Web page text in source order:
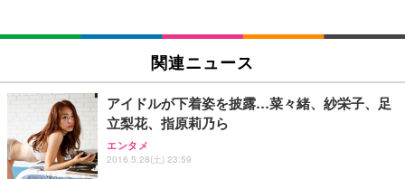
SIHOO B100 オフィスチェア／デスクチェア メッシ
ュチェア 人間工学 疲れない ブラック
￥27,999
Sezlife オフィスチェア デスクチェア 疲れない テレ
ワーク チェア 強化バックレスト 30度ロッキング機
能 人間工学 椅子 腰サポート 90度跳ね上げ式アーム
EIZO ビジネス向けプレミアムモニター | FlexScan
￥109,572
【純正品】27"ゲーミングモニター DualSense 充電
フック付き（CFI-ZDM1J）
Amazonベーシック ペットシーツ 厚型 ワイド 42枚
x2袋(84枚) ホワイト(吸収面:ライトブルー)
￥3,234
ネオ・ルーライフ ネオ・オムツ L 中型犬用 26枚入
り 単品
関連ニュース
アイドルが下着姿を披露…菜々緒、紗栄子、足
立梨花、指原莉乃ら
エンタメ
2016.5.28(土) 23:59